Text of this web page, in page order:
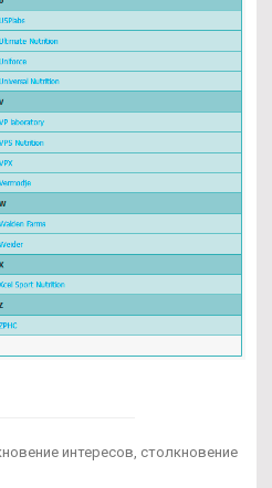
интересов, столкновение